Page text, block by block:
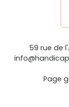
59 rue de
Page